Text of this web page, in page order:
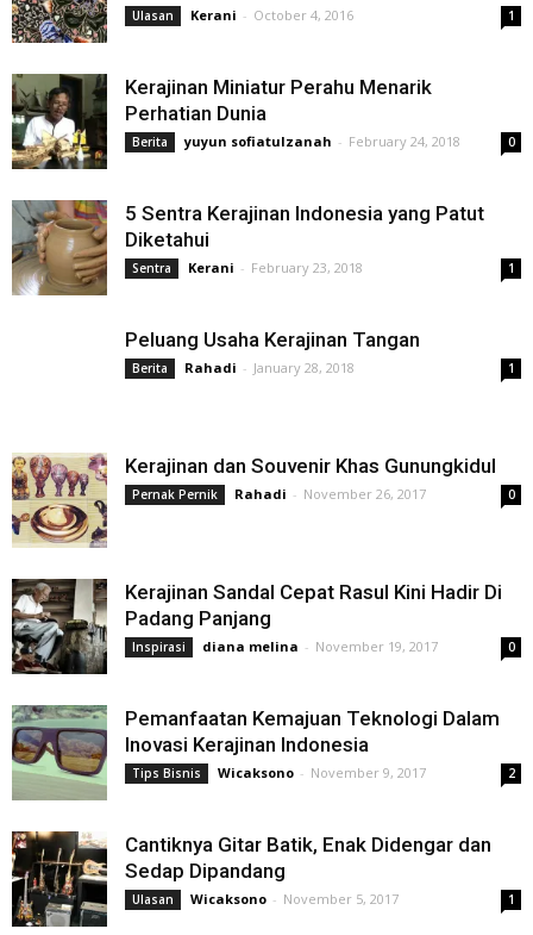
Ulasan Kerani - October 4, 2016 1
Kerajinan Miniatur Perahu Menarik
Perhatian Dunia
Berita yuyun sofiatulzanah - February 24, 2018 0
5 Sentra Kerajinan Indonesia yang Patut
Diketahui
Sentra Kerani - February 23, 2018 1
Peluang Usaha Kerajinan Tangan
Berita Rahadi - January 28, 2018 1
Kerajinan dan Souvenir Khas Gunungkidul
Pernak Pernik Rahadi - November 26, 2017 0
Kerajinan Sandal Cepat Rasul Kini Hadir Di
Padang Panjang
Inspirasi diana melina - November 19, 2017 0
Pemanfaatan Kemajuan Teknologi Dalam
Inovasi Kerajinan Indonesia
Tips Bisnis Wicaksono - November 9, 2017 2
Cantiknya Gitar Batik, Enak Didengar dan
Sedap Dipandang
Ulasan Wicaksono - November 5, 2017 1